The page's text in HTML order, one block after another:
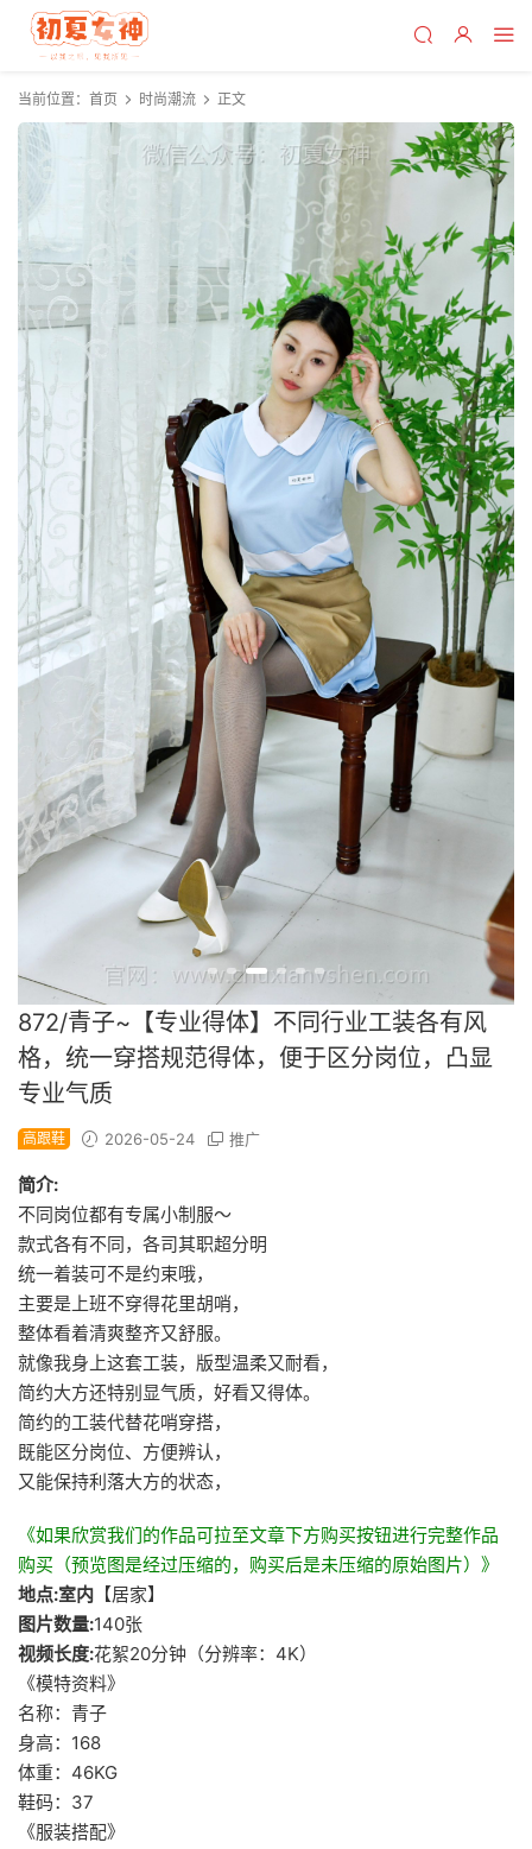
当前位置： 首页 时尚潮流 正文
872/青子~【专业得体】不同行业工装各有风
格，统一穿搭规范得体，便于区分岗位，凸显
专业气质
高跟鞋 2026-05-24 推广
简介:
不同岗位都有专属小制服～
款式各有不同，各司其职超分明
统一着装可不是约束哦，
主要是上班不穿得花里胡哨，
整体看着清爽整齐又舒服。
就像我身上这套工装，版型温柔又耐看，
简约大方还特别显气质，好看又得体。
简约的工装代替花哨穿搭，
既能区分岗位、方便辨认，
又能保持利落大方的状态，
《如果欣赏我们的作品可拉至文章下方购买按钮进行完整作品
购买（预览图是经过压缩的，购买后是未压缩的原始图片）》
地点:室内 【居家】
图片数量:140张
视频长度:花絮20分钟（分辨率：4K）
《模特资料》
名称：青子
身高：168
体重：46KG
鞋码：37
《服装搭配》